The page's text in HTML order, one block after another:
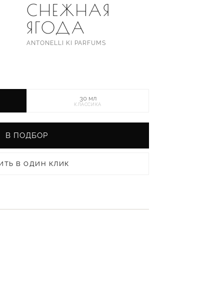
СНЕЖНАЯ
ЯГОДА
ANTONELLI KI PARFUMS
30 мл
КЛАССИКА
В ПОДБОР
В ОДИН КЛИК